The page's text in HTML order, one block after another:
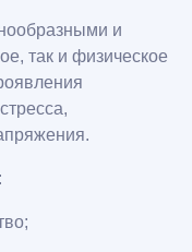
и
так и физическое